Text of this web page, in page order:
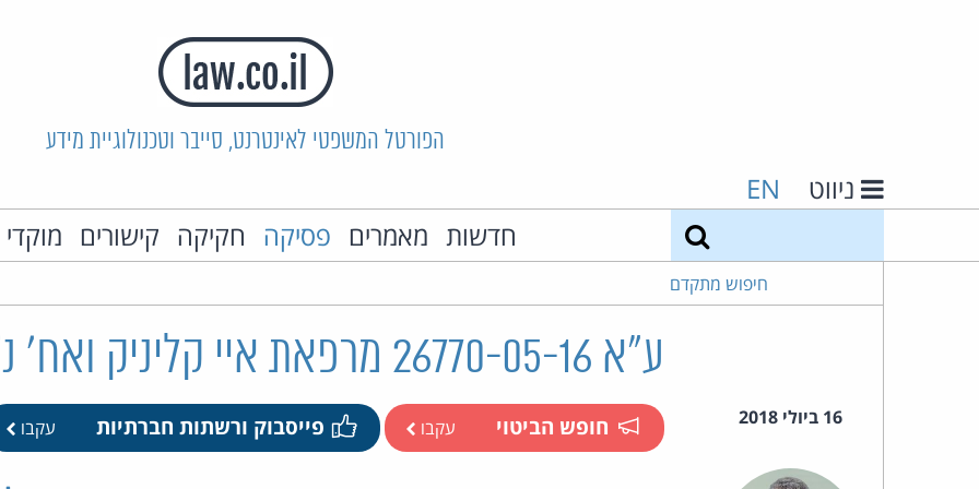
הפורטל המשפטי לאינטרנט, סייבר וטכנולוגיית מידע
ניווט EN
חדשות מאמרים פסיקה חקיקה קישורים
חיפוש מתקדם
ע"א 26770-05-16 מרפאת איי קליניק ואח' נ' פרץ ואח'
16 ביולי 2018 חופש הביטוי עקבו פייסבוק ורשתות חברתיות עקבו